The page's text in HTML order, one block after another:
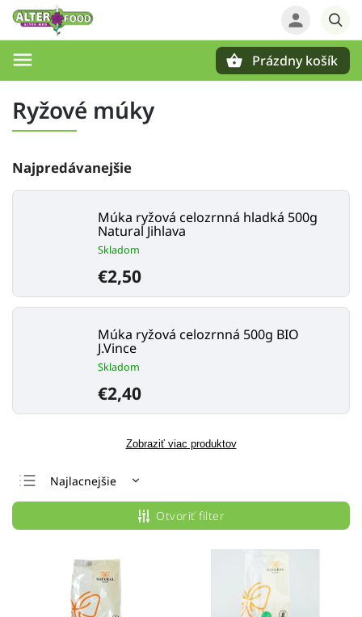
Prázdny košík
Ryžové múky
Najpredávanejšie
Múka ryžová celozrnná hladká 500g
Natural Jihlava
Skladom
€2,50
Múka ryžová celozrnná 500g BIO
J.Vince
Skladom
€2,40
Zobraziť viac produktov
Najlacnejšie
Najdrahšie
Najpredávanejšie
Abecedne
Otvoriť filter